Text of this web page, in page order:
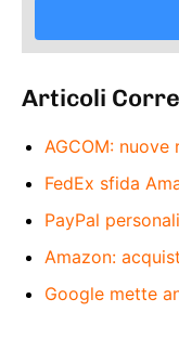
Articoli
AGCOM:
FedEx sfida
PayPal
Amazon:
Google mette